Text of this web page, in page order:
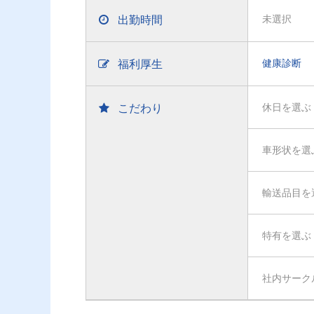
出勤時間 未選択
福利厚生 健康診断
こだわり 休日を選ぶ
車形状を選
輸送品目を
特有を選ぶ
社内サーク